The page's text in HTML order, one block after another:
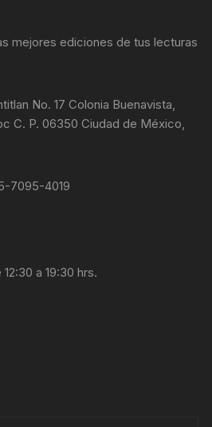
mejores ediciones de tus lecturas
No. 17 Colonia Buenavista,
C. P. 06350 Ciudad de México,
7095-4019
a 19:30 hrs.